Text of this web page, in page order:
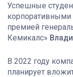
Успешные
премией
Кемикалс»
В 2022 году
планирует